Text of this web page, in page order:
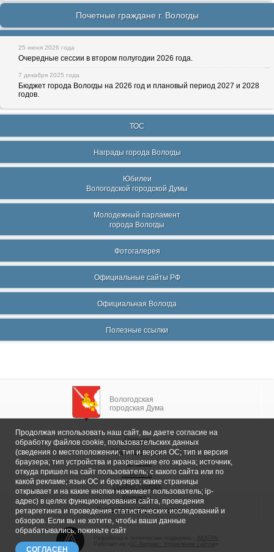
Почетные граждане г. Вологды
25 июня 2026 года
Очередные сессии в втором полугодии 2026 года.
7 декабря 2025 года
Бюджет города Вологды на 2026 год и плановый период 2027 и 2028
годов.
ТОС
Награды города Вологды
Юбилеи
Вологодской городской Думы
Молодежный парламент
города Вологды
Фотогалерея
Официальные сайты РФ
Официальная Вологда
Полезные ссылки
Вологодская
городская Дума
Главная
Общие сведения
Депутаты
Комитеты
График приема
Контакты
Депутатские объединения
1С-Битрикс: Управление сайтом
Продолжая использовать наш сайт, вы даете согласие на
обработку файлов cookie, пользовательских данных
(сведения о местоположении; тип и версия ОС; тип и версия
браузера; тип устройства и разрешение его экрана; источник,
откуда пришел на сайт пользователь; с какого сайта или по
какой рекламе; язык ОС и браузера; какие страницы
открывает и на какие кнопки нажимает пользователь; ip-
адрес) в целях функционирования сайта, проведения
ретаргетинга и проведения статистических исследований и
обзоров. Если вы не хотите, чтобы ваши данные
обрабатывались, покиньте сайт
СОГЛАСЕН